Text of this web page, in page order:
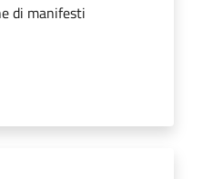
di manifesti